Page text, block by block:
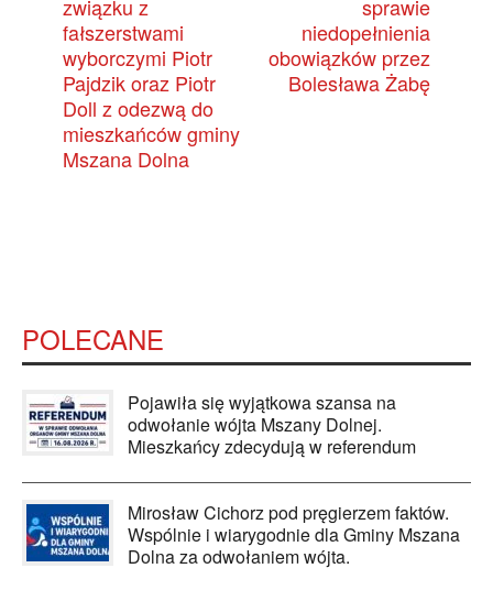
związku z
fałszerstwami
wyborczymi Piotr
Pajdzik oraz Piotr
Doll z odezwą do
mieszkańców gminy
Mszana Dolna
sprawie
niedopełnienia
obowiązków przez
Bolesława Żabę
POLECANE
Pojawiła się wyjątkowa szansa na
odwołanie wójta Mszany Dolnej.
Mieszkańcy zdecydują w referendum
Mirosław Cichorz pod pręgierzem faktów.
Wspólnie i wiarygodnie dla Gminy Mszana
Dolna za odwołaniem wójta.